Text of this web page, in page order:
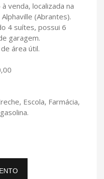
venda, localizada na
(Abrantes).
4 suítes, possui 6
garagem.
área útil.
Escola, Farmácia,